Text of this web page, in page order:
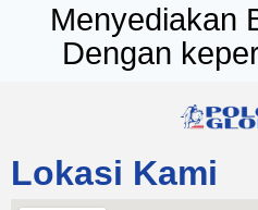
Menyediakan
Dengan
Lokasi Kami